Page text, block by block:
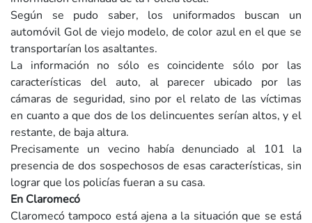
Según se pudo saber, los uniformados buscan un
automóvil Gol de viejo modelo, de color azul en el que se
transportarían los asaltantes.
La información no sólo es coincidente sólo por las
características del auto, al parecer ubicado por las
cámaras de seguridad, sino por el relato de las víctimas
en cuanto a que dos de los delincuentes serían altos, y el
restante, de baja altura.
Precisamente un vecino había denunciado al 101 la
presencia de dos sospechosos de esas características, sin
lograr que los policías fueran a su casa.
En Claromecó
Claromecó tampoco está ajena a la situación que se está